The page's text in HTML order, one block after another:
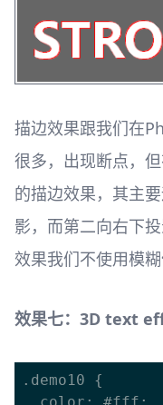
描边效果跟我们在
很多，出现断点，
的描边效果，其主
影，而第二向右下
效果我们不使用模糊
效果七：3D text
.demo10 {